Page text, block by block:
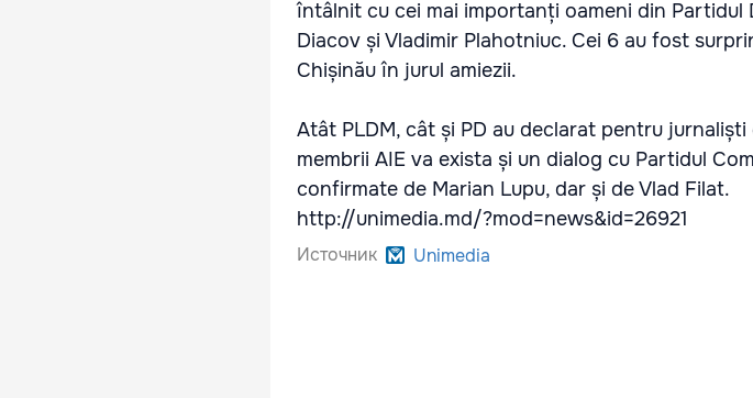
întâlnit cu cei mai importanți oameni din Partidul
Diacov și Vladimir Plahotniuc. Cei 6 au fost
Chișinău în jurul amiezii.
Atât PLDM, cât și PD au declarat pentru
membrii AIE va exista și un dialog cu Partidul
confirmate de Marian Lupu, dar și de Vlad Filat.
http://unimedia.md/?mod=news&id=26921
Источник Unimedia